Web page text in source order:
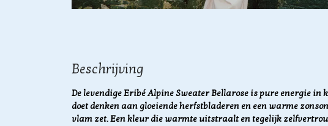
Beschrijving
De levendige Eribé Alpine Sweater Bellarose is pure energie
doet denken aan gloeiende herfstbladeren en een warme
vlam zet. Een kleur die warmte uitstraalt en tegelijk